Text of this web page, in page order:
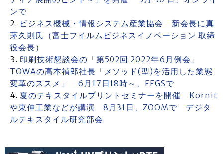
ンで
ビジネス機械・情報システム産業協会 新会長に真
茅久則氏（富士フイルムビジネスイノベーション 取締
役会長）
印刷技術懇談会の「第502回 2022年6月例会」
TOWAの高本禎郎社長「メソッド(型)を活用した業態
変革のススメ」 6月17日18時～、FFGSで
夏のテキスタイルプリントセミナーを開催 Kornit
や東伸工業などが講演 8月31日、ZOOMで デジタ
ルテキスタイル研究部会